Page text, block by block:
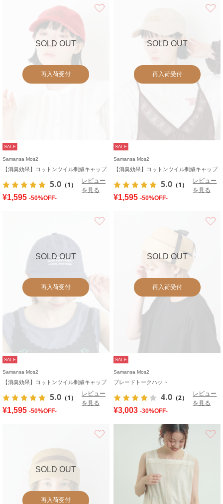
SOLD OUT
再入荷受付
SALE
Samansa Mos2
【消臭効果】コットンツイル刺繍キャップ
5.0 （1）
レビュー
を見る
¥1,595 -50%OFF-
SOLD OUT
再入荷受付
SALE
Samansa Mos2
【消臭効果】コットンツイル刺繍キャップ
5.0 （1）
レビュー
を見る
¥1,595 -50%OFF-
SOLD OUT
再入荷受付
SALE
Samansa Mos2
【消臭効果】コットンツイル刺繍キャップ
5.0 （1）
レビュー
を見る
¥1,595 -50%OFF-
SOLD OUT
再入荷受付
SALE
Samansa Mos2
ブレードトークハット
4.0 （2）
レビュー
を見る
¥3,003 -30%OFF-
SOLD OUT
再入荷受付